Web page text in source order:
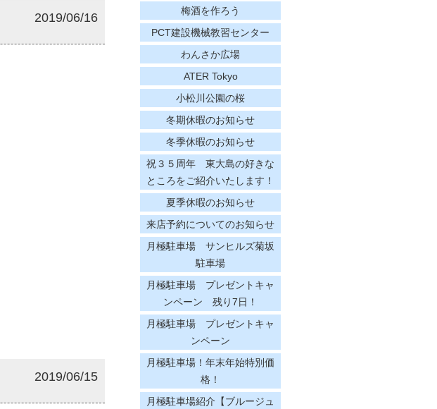
2019/06/16
2019/06/15
梅酒を作ろう
PCT建設機械教習センター
わんさか広場
ATER Tokyo
小松川公園の桜
冬期休暇のお知らせ
冬季休暇のお知らせ
祝３５周年 東大島の好きな
ところをご紹介いたします！
夏季休暇のお知らせ
来店予約についてのお知らせ
月極駐車場 サンヒルズ菊坂
駐車場
月極駐車場 プレゼントキャ
ンペーン 残り7日！
月極駐車場 プレゼントキャ
ンペーン
月極駐車場！年末年始特別価
格！
月極駐車場紹介【ブルージュ